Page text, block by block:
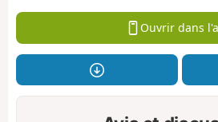
Ouvrir dans